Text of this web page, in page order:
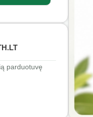
parduotuvę